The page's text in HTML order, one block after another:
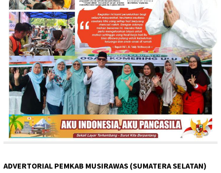
ADVERTORIAL PEMKAB MUSIRAWAS (SUMATERA SELATAN)